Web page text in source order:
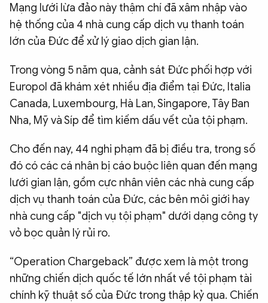
Mạng lưới lừa đảo này thậm chí đã xâm nhập vào
hệ thống của 4 nhà cung cấp dịch vụ thanh toán
lớn của Đức để xử lý giao dịch gian lận.
Trong vòng 5 năm qua, cảnh sát Đức phối hợp với
Europol đã khám xét nhiều địa điểm tại Đức, Italia
Canada, Luxembourg, Hà Lan, Singapore, Tây Ban
Nha, Mỹ và Síp để tìm kiếm dấu vết của tội phạm.
Cho đến nay, 44 nghi phạm đã bị điều tra, trong số
đó có các cá nhân bị cáo buộc liên quan đến mạng
lưới gian lận, gồm cực nhân viên các nhà cung cấp
dịch vụ thanh toán của Đức, các bên môi giới hay
nhà cung cấp "dịch vụ tội phạm" dưới dạng công ty
vỏ bọc quản lý rủi ro.
“Operation Chargeback” được xem là một trong
những chiến dịch quốc tế lớn nhất về tội phạm tài
chính kỹ thuật số của Đức trong thập kỷ qua. Chiến